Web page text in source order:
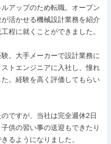
アップのため転職。オープン
活かせる機械設計業務を紹介
程に就くことができました。
。大手メーカーで設計業務に
トエンジニアに入社し、憧れ
。経験を高く評価してもらい
ですが、当社は完全週休2日
供の習い事の送迎もできたり
るようになりました。